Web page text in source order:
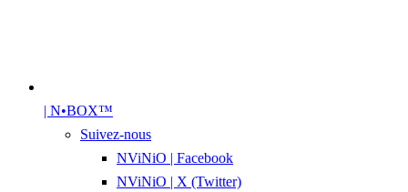
| N•BOX™
Suivez-nous
NViNiO | Facebook
NViNiO | X (Twitter)